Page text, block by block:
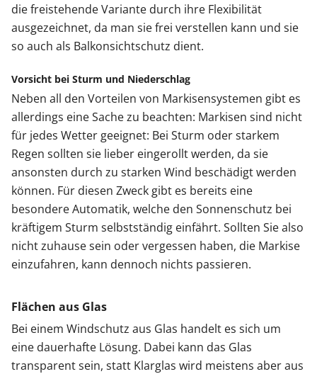
die freistehende Variante durch ihre Flexibilität
ausgezeichnet, da man sie frei verstellen kann und sie
so auch als Balkonsichtschutz dient.
Vorsicht bei Sturm und Niederschlag
Neben all den Vorteilen von Markisensystemen gibt es
allerdings eine Sache zu beachten: Markisen sind nicht
für jedes Wetter geeignet: Bei Sturm oder starkem
Regen sollten sie lieber eingerollt werden, da sie
ansonsten durch zu starken Wind beschädigt werden
können. Für diesen Zweck gibt es bereits eine
besondere Automatik, welche den Sonnenschutz bei
kräftigem Sturm selbstständig einfährt. Sollten Sie also
nicht zuhause sein oder vergessen haben, die Markise
einzufahren, kann dennoch nichts passieren.
Flächen aus Glas
Bei einem Windschutz aus Glas handelt es sich um
eine dauerhafte Lösung. Dabei kann das Glas
transparent sein, statt Klarglas wird meistens aber aus